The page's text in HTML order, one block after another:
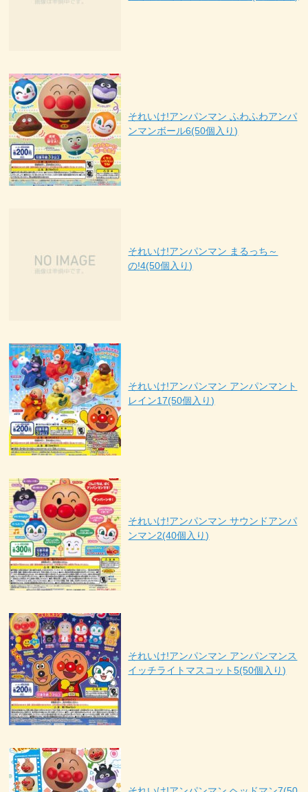
それいけ!アンパンマン ふわふわアンパ
ンマンボール6(50個入り)
それいけ!アンパンマン まるっち～
の!4(50個入り)
それいけ!アンパンマン アンパンマント
レイン17(50個入り)
それいけ!アンパンマン サウンドアンパ
ンマン2(40個入り)
それいけ!アンパンマン アンパンマンス
イッチライトマスコット5(50個入り)